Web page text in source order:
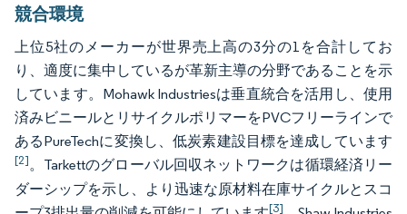
競合環境
上位5社のメーカーが世界売上高の3分の1 を合計してお
り、適度に集中しているが革新主導の分野であることを示
しています。Mohawk Industriesは垂直統合を活用し、使用
済みビニールとリサイクルポリマーをPVCフリーラインで
あるPureTechに変換し、低炭素建設目標を達成しています
[2]。Tarkettのグローバル回収ネットワークは循環経済リー
ダーシップを示し、より迅速な原材料在庫サイクルとスコ
[3]